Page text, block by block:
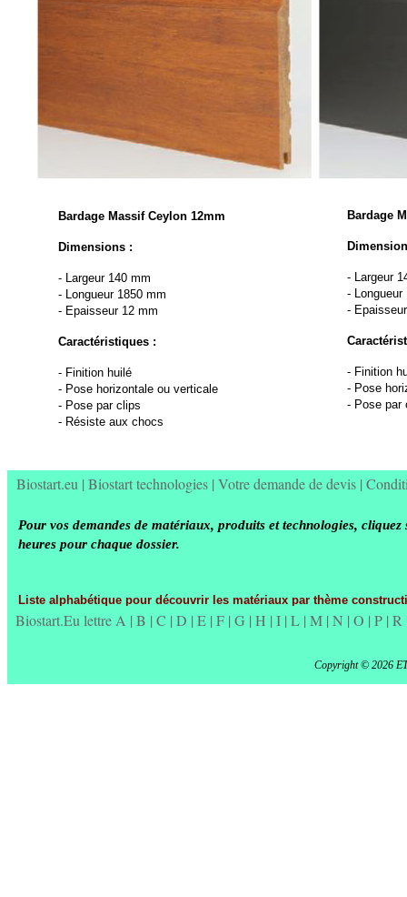
Bardage Massif Ceylon 12mm
Dimensions :
- Largeur 140 mm
- Longueur 1850 mm
- Epaisseur 12 mm
Caractéristiques :
- Finition huilé
- Pose horizontale ou verticale
- Pose par clips
- Résiste aux chocs
Bardage
- Largeur
-
-
- Finition
- Pose
- Pose par
Pour vos demandes de matériaux, produits et technologies,
heures pour chaque dossier.
Biostart.eu | Biostart technologies | Votre demande de devis |
Liste alphabétique pour découvrir les matériaux par thème
Biostart.Eu lettre A | B | C | D | E | F | G | H | I | L | M | N | O | P | R
Copyright © 2026